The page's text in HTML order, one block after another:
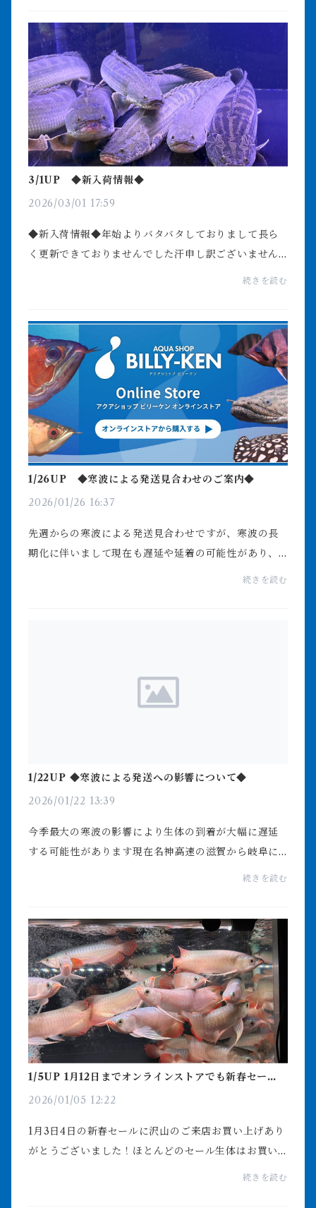
3/1UP ◆新入荷情報◆
2026/03/01 17:59
◆新入荷情報◆年始よりバタバタしておりまして長ら
く更新できておりませんでした汗申し訳ございません
m(_ _)m2026年もたくさんの生体が入荷しております
続きを読む
1/26UP ◆寒波による発送見合わせのご案内◆
2026/01/26 16:37
先週からの寒波による発送見合わせですが、寒波の長
期化に伴いまして現在も遅延や延着の可能性があり、
見合わせている状況です。当店では遅延や延着の可能
続きを読む
1/22UP ◆寒波による発送への影響について◆
2026/01/22 13:39
今季最大の寒波の影響により生体の到着が大幅に遅延
する可能性があります現在名神高速の滋賀から岐阜に
かけてが通行止めですまた今夜から降雪が激しくなる
続きを読む
1/5UP 1月12日までオンラインストアでも新春セール
2026/01/05 12:22
1月3日4日の新春セールに沢山のご来店お買い上げあり
がとうございました！ほとんどのセール生体はお買い
上げいただきましたが若干残っておりますそちらの生
続きを読む